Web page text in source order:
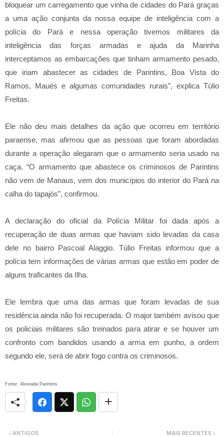
bloquear um carregamento que vinha de cidades do Pará graças
a uma ação conjunta da nossa equipe de inteligência com a
polícia do Pará e nessa operação tivemos militares da
inteligência das forças armadas e ajuda da Marinha
interceptamos as embarcações que tinham armamento pesado,
que iriam abastecer as cidades de Parintins, Boa Vista do
Ramos, Maués e algumas comunidades rurais”, explica Túlio
Freitas.
Ele não deu mais detalhes da ação que ocorreu em território
paraense, mas afirmou que as pessoas que foram abordadas
durante a operação alegaram que o armamento seria usado na
caça. “O armamento que abastece os criminosos de Parintins
não vem de Manaus, vem dos municípios do interior do Pará na
calha do tapajós”, confirmou.
A declaração do oficial da Polícia Militar foi dada após a
recuperação de duas armas que haviam sido levadas da casa
dele no bairro Pascoal Alaggio. Túlio Freitas informou que a
polícia tem informações de várias armas que estão em poder de
alguns traficantes da Ilha.
Ele lembra que uma das armas que foram levadas de sua
residência ainda não foi recuperada. O major também avisou que
os policiais militares são treinados para atirar e se houver um
confronto com bandidos usando a arma em punho, a ordem
segundo ele, será de abrir fogo contra os criminosos.
Fonte: Alvorada Parintins
MAIS RECENTES
ANTIGOS